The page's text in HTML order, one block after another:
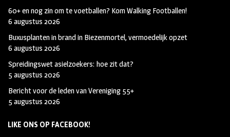
60+ en nog zin om te voetballen? Kom Walking Footballen!
6 augustus 2026
Buxusplanten in brand in Biezenmortel, vermoedelijk opzet
6 augustus 2026
Spreidingswet asielzoekers: hoe zit dat?
5 augustus 2026
Bericht voor de leden van Vereniging 55+
5 augustus 2026
LIKE ONS OP FACEBOOK!